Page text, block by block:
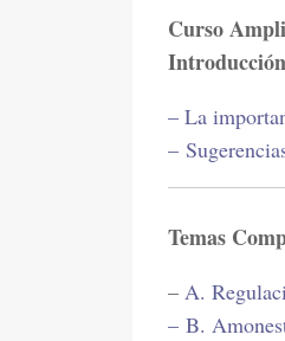
Curso
– La
–
Temas
– A.
– B.